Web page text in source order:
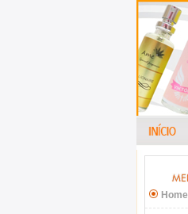
Home